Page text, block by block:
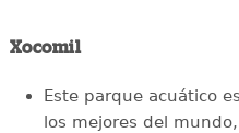
Xocomil
Este parque acuático
los mejores del